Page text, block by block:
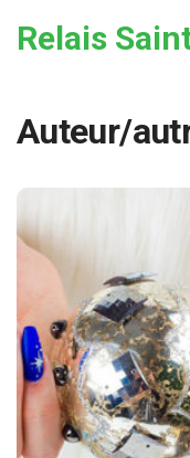
Relais
Auteur/